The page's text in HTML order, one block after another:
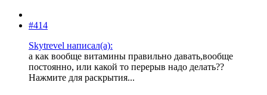
#414
Skytrevel написал(а):
а как вообще витамины правильно давать,вообще
постоянно, или какой то перерыв надо делать??
Нажмите для раскрытия...